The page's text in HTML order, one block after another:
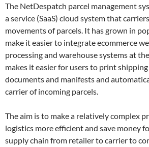
The NetDespatch parcel management
a service (SaaS) cloud system that
movements of parcels. It has grown in
make it easier to integrate ecommerce
processing and warehouse systems at
makes it easier for users to print
documents and manifests and
carrier of incoming parcels.
The aim is to make a relatively complex
logistics more efficient and save money
supply chain from retailer to carrier to